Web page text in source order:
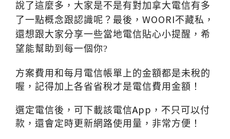
說了這麼多，大家是不是有對加拿大電信有多
了一點概念跟認識呢？最後 ， WOORI不藏私，
還想跟大家分享一些當地電信貼心小提醒，希
望能幫助到每一個你?
方案費用和每月電信帳單上的金額都是未稅的
喔，記得加上各省省稅才是電信費用金額！
選定電信後，可下載該電信App ，不只可以付
款，還會定時更新網路使用量，非常方便！